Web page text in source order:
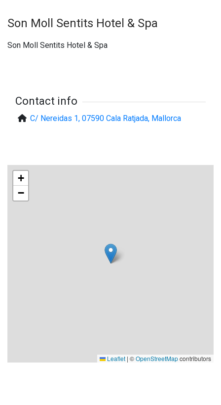
Son Moll Sentits Hotel & Spa
Son Moll Sentits Hotel & Spa
Contact info
C/ Nereidas 1, 07590 Cala Ratjada, Mallorca
+
−
Leaflet | ©OpenStreetMapcontributors